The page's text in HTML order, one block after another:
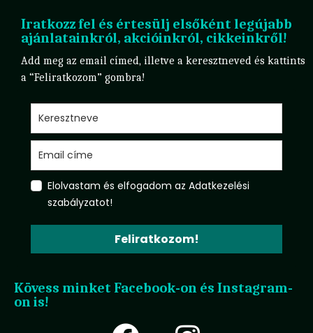
Iratkozz fel és értesülj elsőként legújabb
ajánlatainkról, akcióinkról, cikkeinkről!
Add meg az email címed, illetve a keresztneved és kattints
a “Feliratkozom” gombra!
Elolvastam és elfogadom az Adatkezelési
szabályzatot!
Feliratkozom!
Kövess minket Facebook-on és Instagram-
on is!